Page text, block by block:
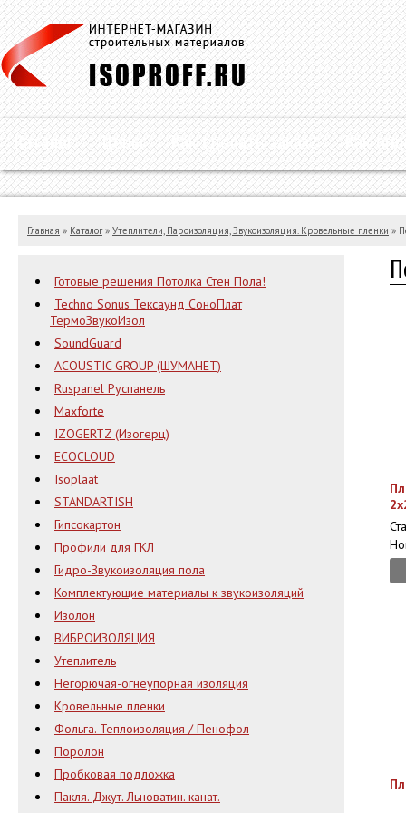
Каталог Цены Как сделать заказ? Как
Главная » Каталог» Утеплители, Пароизоляция, Звукоизоляция. Кровельные пленки »
Готовые решения Потолка Стен Пола!
Techno Sonus Тексаунд СоноПлат
ТермоЗвукоИзол
SoundGuard
ACOUSTIC GROUP (ШУМАНЕТ)
Ruspanel Руспанель
Maxforte
IZOGERTZ (Изогерц)
ECOCLOUD
Isoplaat
STANDARTISH
Гипсокартон
Профили для ГКЛ
Гидро-Звукоизоляция пола
Комплектующие материалы к звукоизоляций
Изолон
ВИБРОИЗОЛЯЦИЯ
Утеплитель
Негорючая-огнеупорная изоляция
Кровельные пленки
Фольга. Теплоизоляция / Пенофол
Поролон
Пробковая подложка
Пакля. Джут. Льноватин. канат.